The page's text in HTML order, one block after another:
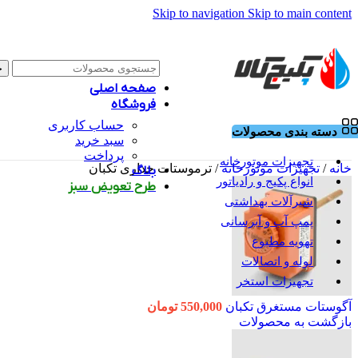
Skip to navigation Skip to main content
دسته بندی محصولات
تجهیزات موتورخانه
انواع پکیج و رادیاتور
شیرآلات بهداشتی
پمپ آب و آبرسانی
تهویه مطبوع
لوله و اتصالات
تجهیزات استخر
صفحه اصلی
فروشگاه
حساب کاربری
سبد خرید
پرداخت
بلاگ
طرح تعویض سبز
خانه/ تجهیزات موتورخانه/ ترموستات جداری تکبان
آگوستات مستغرق تکبان 550,000 تومان
بازگشت به محصولات